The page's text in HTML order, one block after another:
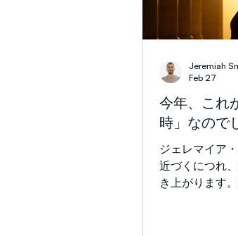
存在すること
やがて弱体化
しば崩壊につ
ュアが語られ
応答であった
のように働き
っていくのか
の啓示でもあ
ても、このイ
な重みを持っ
来、私はアッ
今年、これ
時」なので
ジェレマイア
近づくにつれ
き上がります
Jeremiah
Feb 27